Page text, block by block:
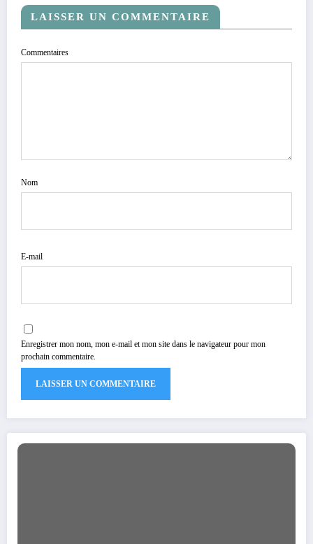
LAISSER UN COMMENTAIRE
Commentaires
Nom
E-mail
Enregistrer mon nom, mon e-mail et mon site dans le navigateur pour mon
prochain commentaire.